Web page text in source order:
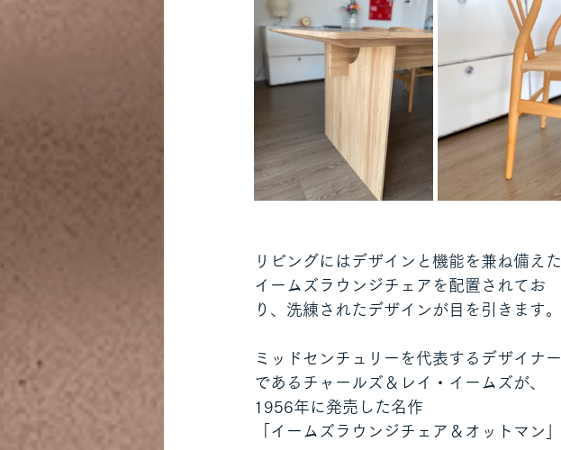
リビングにはデザインと機能を兼ね備えた
イームズラウンジチェアを配置されてお
り、洗練されたデザインが目を引きます。
ミッドセンチュリーを代表するデザイナー
であるチャールズ＆レイ・イームズが、
1956年に発売した名作
「イームズラウンジチェア＆オットマン」